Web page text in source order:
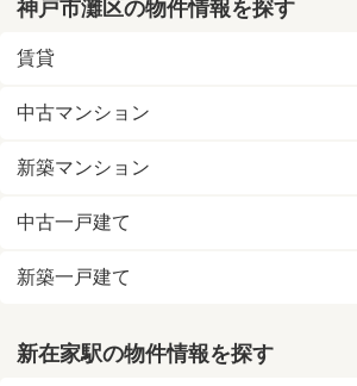
神戸市灘区の物件情報を探す
賃貸
中古マンション
新築マンション
中古一戸建て
新築一戸建て
新在家駅の物件情報を探す